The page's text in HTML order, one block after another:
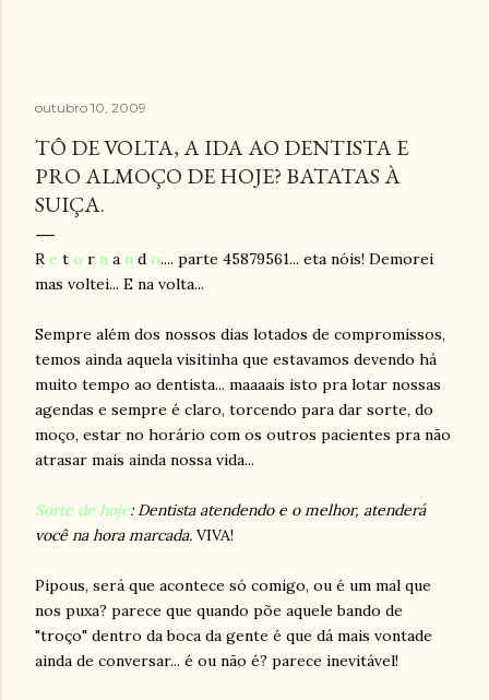
outubro 10, 2009
TÔ DE VOLTA, A IDA AO DENTISTA E
PRO ALMOÇO DE HOJE? BATATAS À
SUIÇA.
R e t o r n a n d o.... parte 45879561... eta nóis! Demorei
mas voltei... E na volta...
Sempre além dos nossos dias lotados de compromissos,
temos ainda aquela visitinha que estavamos devendo há
muito tempo ao dentista... maaaais isto pra lotar nossas
agendas e sempre é claro, torcendo para dar sorte, do
moço, estar no horário com os outros pacientes pra não
atrasar mais ainda nossa vida...
Sorte de hoje: Dentista atendendo e o melhor, atenderá
você na hora marcada. VIVA!
Pipous, será que acontece só comigo, ou é um mal que
nos puxa? parece que quando põe aquele bando de
"troço" dentro da boca da gente é que dá mais vontade
ainda de conversar... é ou não é? parece inevitável!